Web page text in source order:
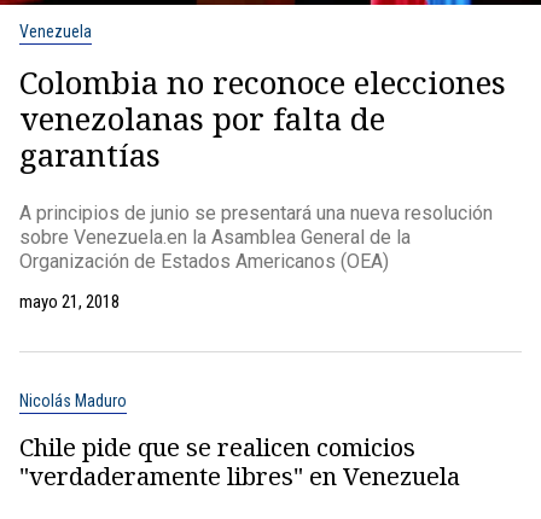
Venezuela
Colombia no reconoce elecciones
venezolanas por falta de
garantías
A principios de junio se presentará una nueva resolución
sobre Venezuela.en la Asamblea General de la
Organización de Estados Americanos (OEA)
mayo 21, 2018
Nicolás Maduro
Chile pide que se realicen comicios
"verdaderamente libres" en Venezuela